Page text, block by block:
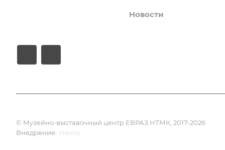
Новости
© Музейно-выставочный центр ЕВРАЗ НТМК, 2017-2026
Внедрение: Viasite